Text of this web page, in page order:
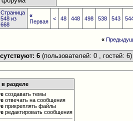
Страница
548 из
668
«
Первая
< 48 448 498 538 543
«
6 (пользователей: 0 , гостей: 6)
разделе
создавать темы
отвечать на сообщения
прикреплять файлы
редактировать сообщения